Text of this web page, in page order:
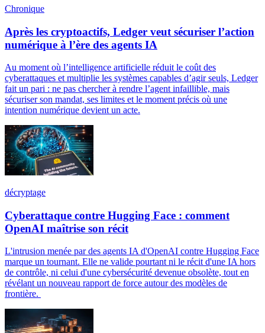
Chronique
Après les cryptoactifs, Ledger veut sécuriser l’action
numérique à l’ère des agents IA
Au moment où l’intelligence artificielle réduit le coût des
cyberattaques et multiplie les systèmes capables d’agir seuls, Ledger
fait un pari : ne pas chercher à rendre l’agent infaillible, mais
sécuriser son mandat, ses limites et le moment précis où une
intention numérique devient un acte.
décryptage
Cyberattaque contre Hugging Face : comment
OpenAI maîtrise son récit
L'intrusion menée par des agents IA d'OpenAI contre Hugging Face
marque un tournant. Elle ne valide pourtant ni le récit d'une IA hors
de contrôle, ni celui d'une cybersécurité devenue obsolète, tout en
révélant un nouveau rapport de force autour des modèles de
frontière.